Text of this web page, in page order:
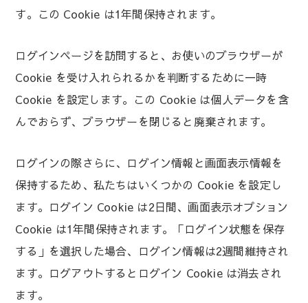
す。この Cookie は1年間保持されます。
ログインページを訪問すると、お使いのブラウザーが
Cookie を受け入れられるかを判断するために一時
Cookie を設定します。この Cookie は個人データを含
んでおらず、ブラウザーを閉じると廃棄されます。
ログインの際さらに、ログイン情報と画面表示情報を
保持するため、私たちはいくつかの Cookie を設定し
ます。ログイン Cookie は2日間、画面表示オプション
Cookie は1年間保持されます。「ログイン状態を保存
する」を選択した場合、ログイン情報は2週間維持され
ます。ログアウトするとログイン Cookie は消去され
ます。